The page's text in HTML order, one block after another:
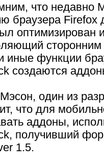
что недавно
браузера Firefox
оптимизирован
иные функции
создаются
один из
что для
аддоны,
получивший
1.5.